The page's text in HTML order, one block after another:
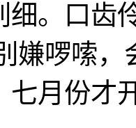
细。口齿
嫌啰嗦
七月份才